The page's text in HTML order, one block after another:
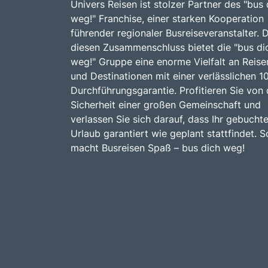
Univers Reisen ist stolzer Partner des "bus
weg!" Franchise, einer starken Kooperation
führender regionaler Busreiseveranstalter.
diesen Zusammenschluss bietet die "bus
weg!" Gruppe eine enorme Vielfalt an
und Destinationen mit einer verlässlichen
Durchführungsgarantie. Profitieren Sie von
Sicherheit einer großen Gemeinschaft und
verlassen Sie sich darauf, dass Ihr
Urlaub garantiert wie geplant stattfindet.
macht Busreisen Spaß – bus dich weg!